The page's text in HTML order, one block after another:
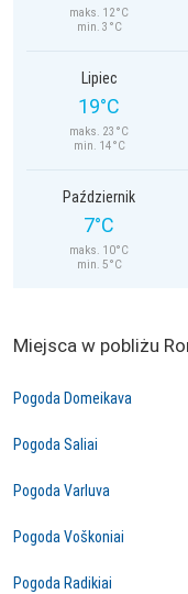
maks. 12°C
min. 3°C
Lipiec
19°C
maks. 23°C
min. 14°C
Październik
7°C
maks. 10°C
min. 5°C
Miejsca w pobliżu
Pogoda Domeikava
Pogoda Saliai
Pogoda Varluva
Pogoda Voškoniai
Pogoda Radikiai